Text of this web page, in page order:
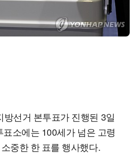
선거 본투표가 진행된 3일
소에는 100세가 넘은 고령
중한 한 표를 행사했다.